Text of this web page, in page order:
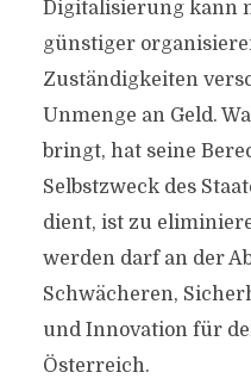
Digitalisierung kann
günstiger
Zuständigkeiten
Unmenge an Geld.
bringt, hat seine
Selbstzweck des
dient, ist zu
werden darf an der
Schwächeren,
und Innovation für
Österreich.